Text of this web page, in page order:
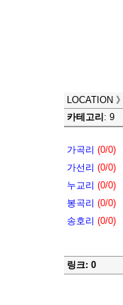
LOCATION 》
카테고리 : 9
가곡리 (0/0)
가선리 (0/0)
누교리 (0/0)
봉곡리 (0/0)
송호리 (0/0)
링크: 0